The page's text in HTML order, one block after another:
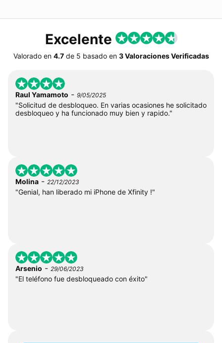
Excelente
Valorado en 4.7de 5 basado en 3 Valoraciones Verificadas
Raul Yamamoto - 9/05/2025
"Solicitud de desbloqueo. En varias ocasiones he solicitado
desbloqueo y ha funcionado muy bien y rapido."
Molina - 22/12/2023
"Genial, han liberado mi iPhone de Xfinity !"
Arsenio - 29/06/2023
"El teléfono fue desbloqueado con éxito"